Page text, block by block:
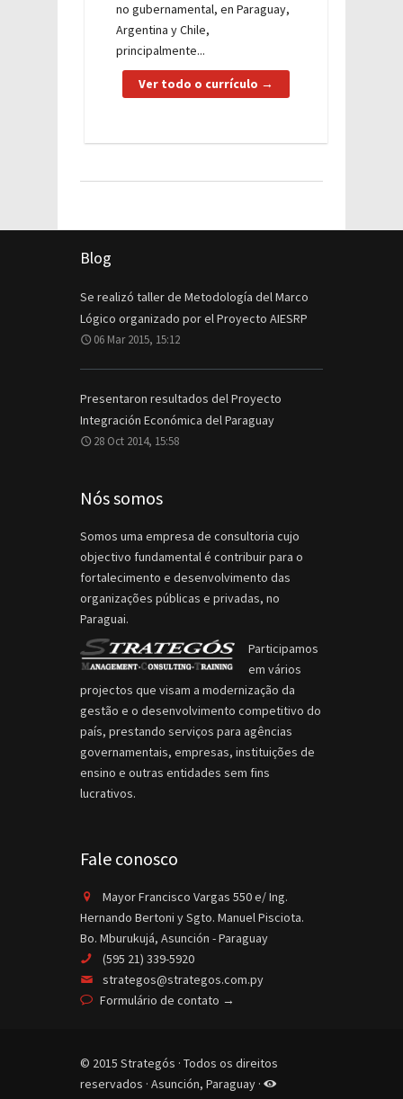
no gubernamental, en Paraguay,
Argentina y Chile,
principalmente...
Ver todo o currículo →
Blog
Se realizó taller de Metodología del Marco
Lógico organizado por el Proyecto AIESRP
06 Mar 2015, 15:12
Presentaron resultados del Proyecto
Integración Económica del Paraguay
28 Oct 2014, 15:58
Nós somos
Somos uma empresa de consultoria cujo
objectivo fundamental é contribuir para o
fortalecimento e desenvolvimento das
organizações públicas e privadas, no
Paraguai.
Participamos
em vários
projectos que visam a modernização da
gestão e o desenvolvimento competitivo do
país, prestando serviços para agências
governamentais, empresas, instituições de
ensino e outras entidades sem fins
lucrativos.
Fale conosco
Mayor Francisco Vargas 550 e/ Ing.
Hernando Bertoni y Sgto. Manuel Pisciota.
Bo. Mburukujá, Asunción - Paraguay
(595 21) 339-5920
strategos@strategos.com.py
Formulário de contato →
© 2015 Strategós · Todos os direitos
reservados · Asunción, Paraguay ·